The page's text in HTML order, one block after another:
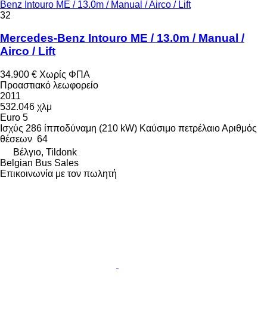
Benz Intouro ME / 13.0m / Manual / Airco / Lift
32
Mercedes-Benz Intouro ME / 13.0m / Manual /
Airco / Lift
34.900 € Χωρίς ΦΠΑ
Προαστιακό λεωφορείο
2011
532.046 χλμ
Euro 5
Ισχύς 286 ίπποδύναμη (210 kW) Καύσιμο πετρέλαιοΑριθμός
θέσεων 64
Βέλγιο, Tildonk
Belgian Bus Sales
Επικοινωνία με τον πωλητή